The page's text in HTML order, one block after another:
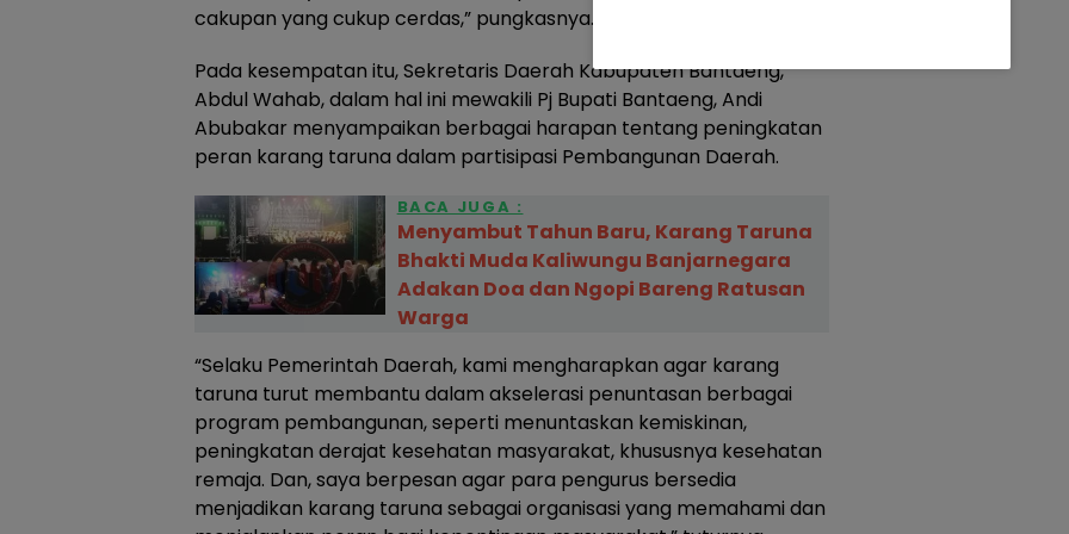
cakupan yang cukup cerdas,” pungkasnya.
Pada kesempatan itu, Sekretaris Daerah Kabupaten Bantaeng,
Abdul Wahab, dalam hal ini mewakili Pj Bupati Bantaeng, Andi
Abubakar menyampaikan berbagai harapan tentang peningkatan
peran karang taruna dalam partisipasi Pembangunan Daerah.
BACA JUGA :
Menyambut Tahun Baru, Karang Taruna
Bhakti Muda Kaliwungu Banjarnegara
Adakan Doa dan Ngopi Bareng Ratusan
Warga
“Selaku Pemerintah Daerah, kami mengharapkan agar karang
taruna turut membantu dalam akselerasi penuntasan berbagai
program pembangunan, seperti menuntaskan kemiskinan,
peningkatan derajat kesehatan masyarakat, khususnya kesehatan
remaja. Dan, saya berpesan agar para pengurus bersedia
menjadikan karang taruna sebagai organisasi yang memahami dan